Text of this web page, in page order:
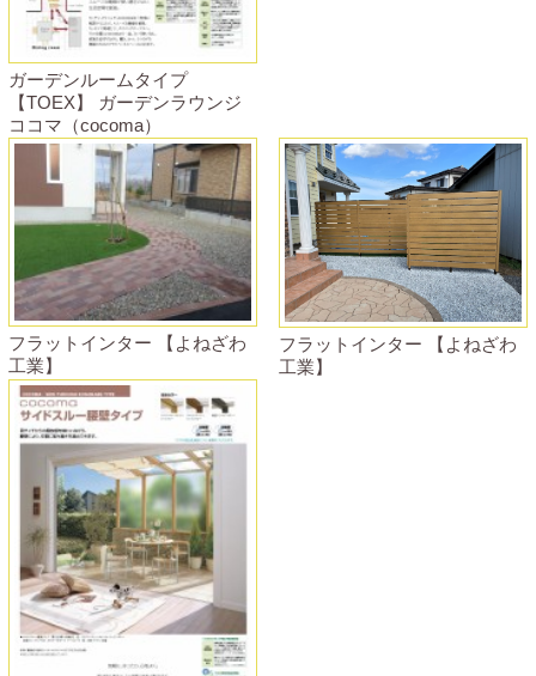
ガーデンルームタイプ
【TOEX】 ガーデンラウンジ
ココマ（cocoma）
フラットインター 【よねざわ
工業】
フラットインター 【よねざわ
工業】